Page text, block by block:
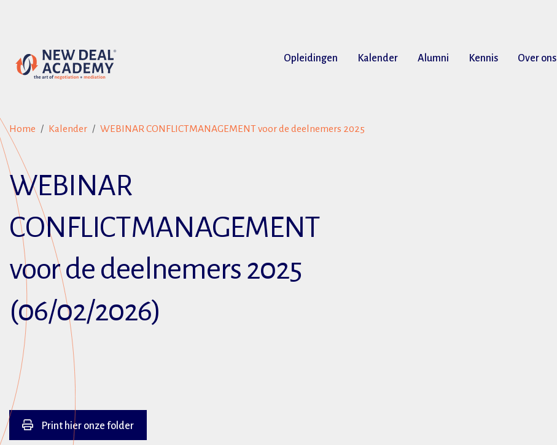
Opleidingen Kalender Alumni Kennis Over ons
Home Kalender WEBINAR CONFLICTMANAGEMENT voor de deelnemers 2025
WEBINAR
CONFLICTMANAGEMENT
voor de deelnemers 2025
(06/02/2026)
Print hier onze folder